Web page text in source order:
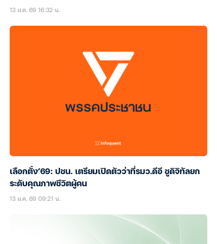
13 ม.ค. 69 16:32 น.
เลือกตั้ง’69: ปชน. เตรียมเปิดตัวว่าที่รมว.ดีอี ชูดิจิทัลยก
ระดับคุณภาพชีวิตผู้คน
13 ม.ค. 69 09:21 น.